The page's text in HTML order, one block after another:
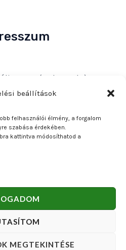
beállítások
felhasználói élmény, a forgalom
szabása érdekében.
kattintva módosíthatod a
MEGTEKINTÉSE
E. V. (Halcsapda)
: 2890 Tata, Nyárfa u. 7.
: HU90921379
Bank 11740047-27102600
E. V. (Halcsapda).